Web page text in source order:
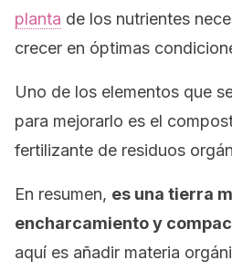
planta de los nutrientes
crecer en óptimas
Uno de los elementos que
para mejorarlo es el
fertilizante de residuos
En resumen, es una tierra
encharcamiento y
aquí es añadir materia